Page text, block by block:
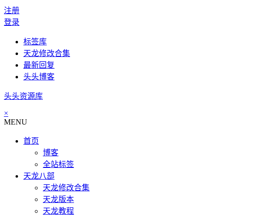
注册
登录
标签库
天龙修改合集
最新回复
头头博客
头头资源库
×
MENU
首页
博客
全站标签
天龙八部
天龙修改合集
天龙版本
天龙教程